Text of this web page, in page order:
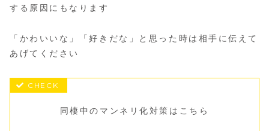
する原因にもなります
「かわいいな」「好きだな」と思った時は相手に伝えて
あげてください
同棲中のマンネリ化対策はこちら